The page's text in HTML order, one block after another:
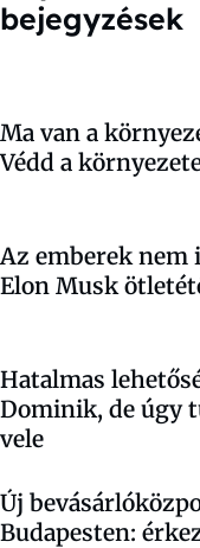
bejegyzések
Ma van a
Védd a
Az emberek nem
Elon Musk
Hatalmas
Dominik, de úgy
vele
Új
Budapesten: